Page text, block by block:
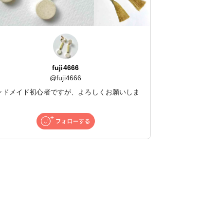
fuji4666
@fuji4666
ドメイド初心者ですが、よろしくお願いしま